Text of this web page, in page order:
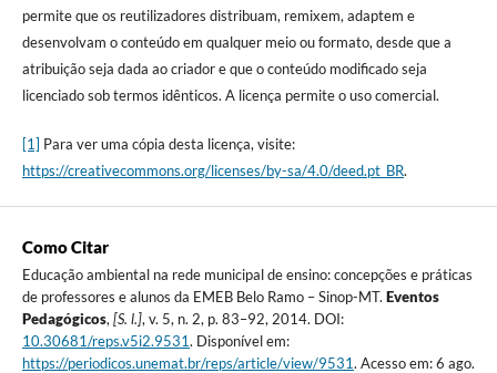
permite que os reutilizadores distribuam, remixem, adaptem e
desenvolvam o conteúdo em qualquer meio ou formato, desde que a
atribuição seja dada ao criador e que o conteúdo modificado seja
licenciado sob termos idênticos. A licença permite o uso comercial.
[1] Para ver uma cópia desta licença, visite:
https://creativecommons.org/licenses/by-sa/4.0/deed.pt_BR.
Como Citar
Educação ambiental na rede municipal de ensino: concepções e práticas
de professores e alunos da EMEB Belo Ramo – Sinop-MT. Eventos
Pedagógicos, [S. l.], v. 5, n. 2, p. 83–92, 2014. DOI:
10.30681/reps.v5i2.9531. Disponível em:
https://periodicos.unemat.br/reps/article/view/9531. Acesso em: 6 ago.